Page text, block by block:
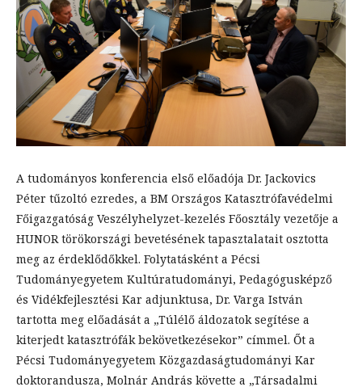
A tudományos konferencia első előadója Dr. Jackovics
Péter tűzoltó ezredes, a BM Országos Katasztrófavédelmi
Főigazgatóság Veszélyhelyzet-kezelés Főosztály vezetője a
HUNOR törökországi bevetésének tapasztalatait osztotta
meg az érdeklődőkkel. Folytatásként a Pécsi
Tudományegyetem Kultúratudományi, Pedagógusképző
és Vidékfejlesztési Kar adjunktusa, Dr. Varga István
tartotta meg előadását a „Túlélő áldozatok segítése a
kiterjedt katasztrófák bekövetkezésekor” címmel. Őt a
Pécsi Tudományegyetem Közgazdaságtudományi Kar
doktorandusza, Molnár András követte a „Társadalmi